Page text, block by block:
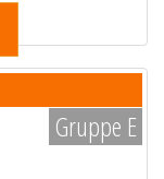
Gruppe E